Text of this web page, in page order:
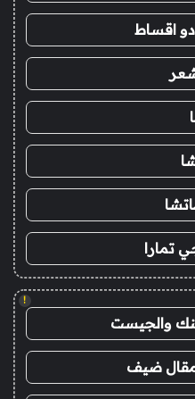
اقساط
تمارا
!
والجيست